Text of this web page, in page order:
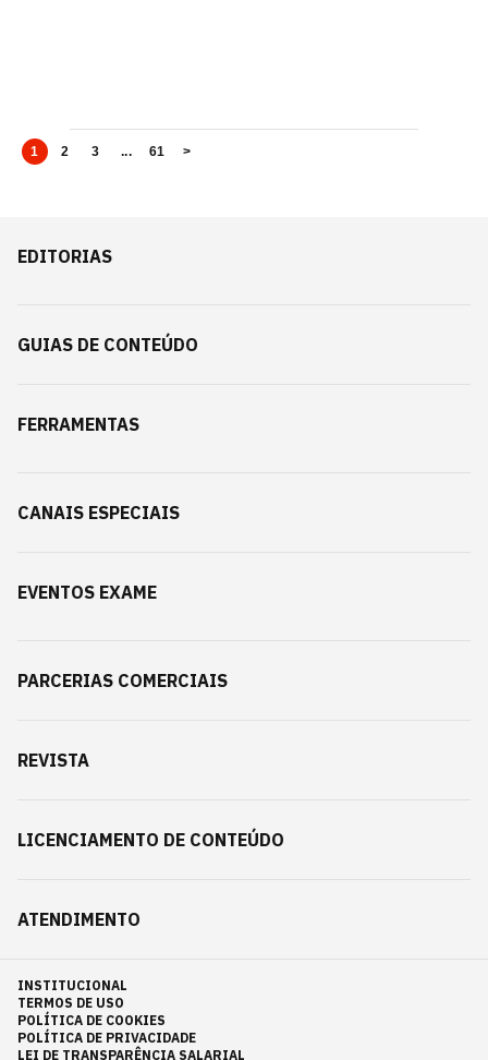
1 2 3 ... 61 >
EDITORIAS
GUIAS DE CONTEÚDO
FERRAMENTAS
CANAIS ESPECIAIS
EVENTOS EXAME
PARCERIAS COMERCIAIS
REVISTA
LICENCIAMENTO DE CONTEÚDO
ATENDIMENTO
INSTITUCIONAL
TERMOS DE USO
POLÍTICA DE COOKIES
POLÍTICA DE PRIVACIDADE
LEI DE TRANSPARÊNCIA SALARIAL